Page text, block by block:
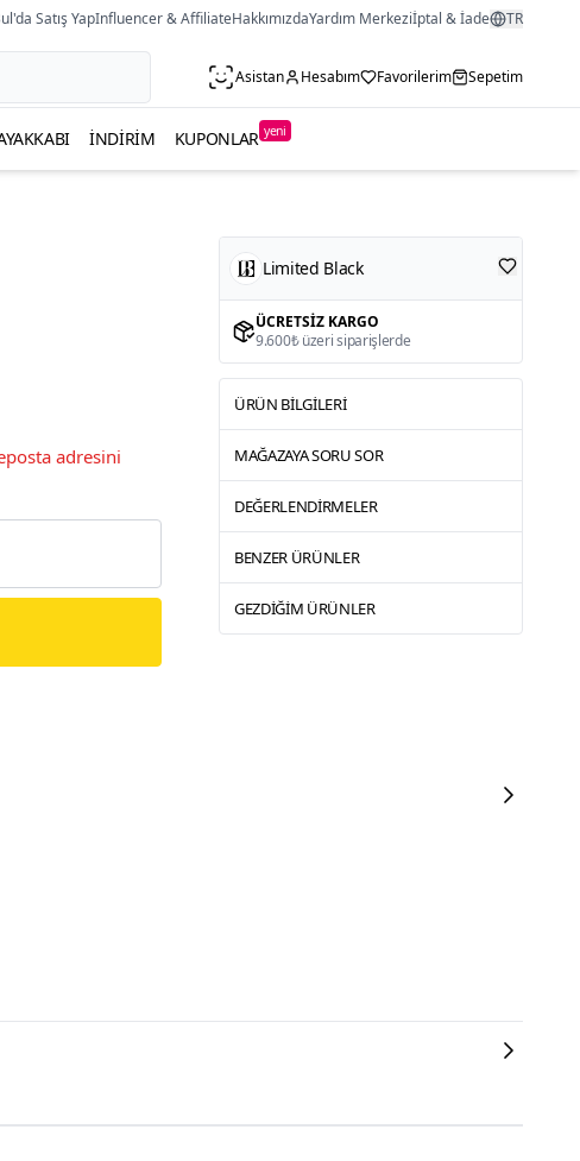
Satış YapInfluencer & AffiliateHakkımızdaYardım Merkeziİptal & İade TR
Asistan Hesabım Favorilerim Sepetim
İNDIRIM KUPONLAR yeni
adresini
Limited Black
ÜCRETSIZ KARGO
9.600₺ üzeri siparişlerde
ÜRÜN BILGILERI
MAĞAZAYA SORU SOR
DEĞERLENDIRMELER
BENZER ÜRÜNLER
GEZDIĞIM ÜRÜNLER